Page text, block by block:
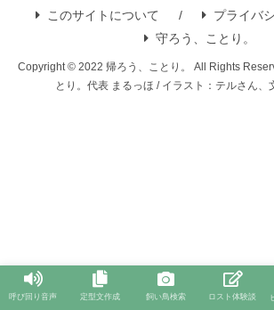
このサイトについて
プライバ
守ろう、ことり。
Copyright © 2022 帰ろう、ことり。 All Rights
とり。代表 まるっほ / イラスト：テルさん、
呼び回り音声 定型文作成 飼い鳥検索 ロスト体験談